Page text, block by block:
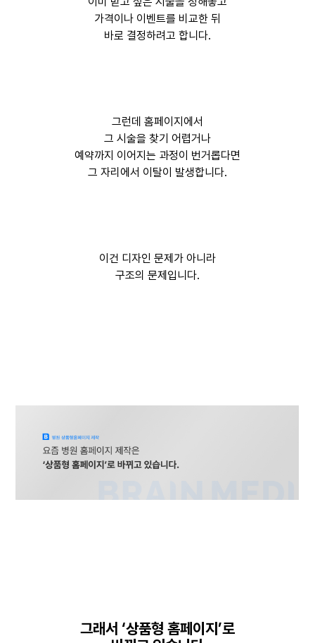
가격이나 이벤트를 비교한 뒤
바로 결정하려고 합니다.
그런데 홈페이지에서
그 시술을 찾기 어렵거나
예약까지 이어지는 과정이 번거롭다면
그 자리에서 이탈이 발생합니다.
이건 디자인 문제가 아니라
구조의 문제입니다.
그래서 ‘상품형 홈페이지’로